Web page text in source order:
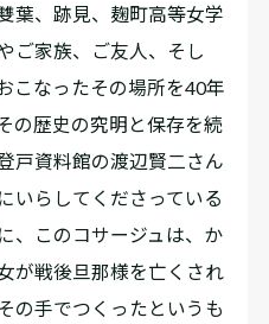
葉、跡見、麹町高等女学
ご家族、ご友人、そし
こなったその場所を40年
の歴史の究明と保存を続
戸資料館の渡辺賢二さん
いらしてくださっている
、このコサージュは、か
が戦後旦那様を亡くされ
の手でつくったというも